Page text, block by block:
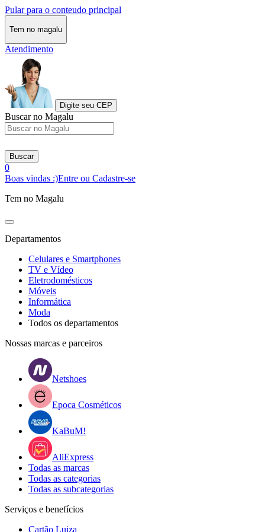
Pular para o conteudo principal
Tem no magalu
Atendimento
Digite seu CEP
Buscar no Magalu
Buscar
0
Boas vindas :)Entre ou Cadastre-se
Tem no Magalu
Departamentos
Celulares e Smartphones
TV e Vídeo
Eletrodomésticos
Móveis
Informática
Moda
Todos os departamentos
Nossas marcas e parceiros
Netshoes
Epoca Cosméticos
KaBuM!
AliExpress
Todas as marcas
Todas as categorias
Todas as subcategorias
Serviços e benefícios
Cartão Luiza